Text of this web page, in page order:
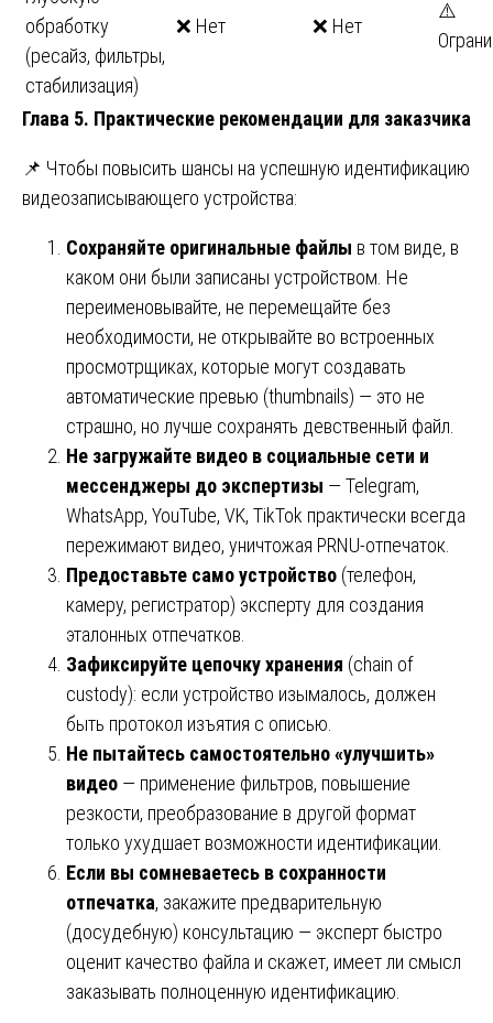
обработку
(ресайз, фильтры,
стабилизация)
❌ Нет ❌ Нет
⚠️
Глава 5. Практические рекомендации для заказчика
📌 Чтобы повысить шансы на успешную идентификацию
видеозаписывающего устройства:
Сохраняйте оригинальные файлы в том виде, в
каком они были записаны устройством. Не
переименовывайте, не перемещайте без
необходимости, не открывайте во встроенных
просмотрщиках, которые могут создавать
автоматические превью (thumbnails) — это не
страшно, но лучше сохранять девственный файл.
Не загружайте видео в социальные сети и
мессенджеры до экспертизы — Telegram,
WhatsApp, YouTube, VK, TikTok практически всегда
пережимают видео, уничтожая PRNU-отпечаток.
Предоставьте само устройство (телефон,
камеру, регистратор) эксперту для создания
эталонных отпечатков.
Зафиксируйте цепочку хранения (chain of
custody): если устройство изымалось, должен
быть протокол изъятия с описью.
Не пытайтесь самостоятельно «улучшить»
видео — применение фильтров, повышение
резкости, преобразование в другой формат
только ухудшает возможности идентификации.
Если вы сомневаетесь в сохранности
отпечатка, закажите предварительную
(досудебную) консультацию — эксперт быстро
оценит качество файла и скажет, имеет ли смысл
заказывать полноценную идентификацию.